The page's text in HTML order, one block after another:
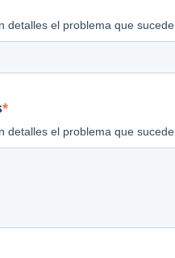
detalles el problema que sucede
*
detalles el problema que sucede